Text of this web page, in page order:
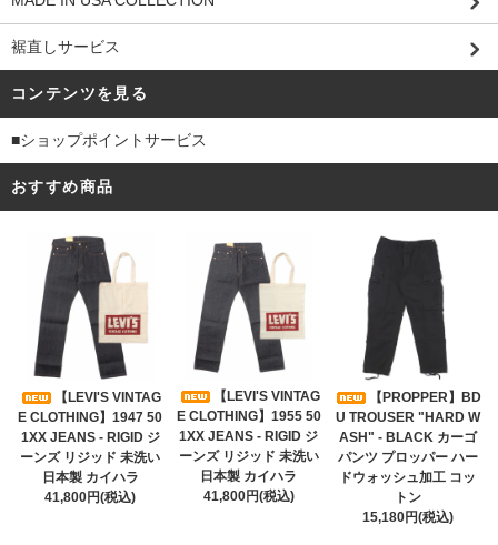
裾直しサービス
コンテンツを見る
■ショップポイントサービス
おすすめ商品
【LEVI'S VINTAG
E CLOTHING】1947 50
1XX JEANS - RIGID ジ
ーンズ リジッド 未洗い
日本製 カイハラ
41,800円(税込)
【LEVI'S VINTAG
E CLOTHING】1955 50
1XX JEANS - RIGID ジ
ーンズ リジッド 未洗い
日本製 カイハラ
41,800円(税込)
【PROPPER】BD
U TROUSER "HARD W
ASH" - BLACK カーゴ
パンツ プロッパー ハー
ドウォッシュ加工 コッ
トン
15,180円(税込)